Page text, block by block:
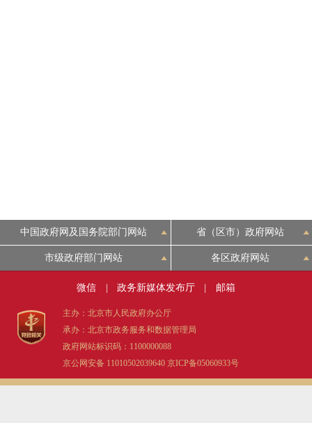
中国政府网及国务院部门网站 省（区市）政府网站
市级政府部门网站 各区政府网站
微信 政务新媒体发布厅 邮箱
主办：北京市人民政府办公厅
承办：北京市政务服务和数据管理局
政府网站标识码：1100000088
京公网安备 11010502039640 京ICP备05060933号